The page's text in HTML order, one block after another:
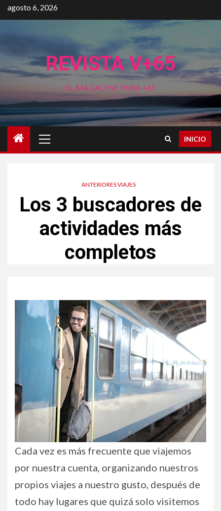
Saltar
al
agosto 6, 2026
REVISTA V+65
EL MAGACINE PARA +65
principal
INICIO
ANTERIORES VIAJES
Los 3 buscadores de
actividades más
completos
Cada vez es más frecuente que viajemos
por nuestra cuenta, organizando nuestros
propios viajes a nuestro gusto, después de
todo hay lugares que quizá solo visitemos